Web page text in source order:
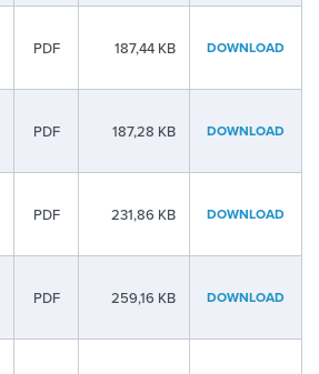
PDF 187,44 KB DOWNLOAD
PDF 187,28 KB DOWNLOAD
PDF 231,86 KB DOWNLOAD
PDF 259,16 KB DOWNLOAD